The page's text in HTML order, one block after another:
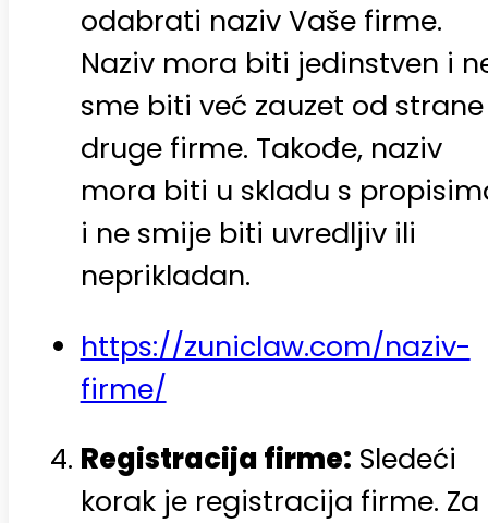
odabrati naziv Vaše firme.
Naziv mora biti jedinstven i
sme biti već zauzet od strane
druge firme. Takođe, naziv
mora biti u skladu s
i ne smije biti uvredljiv ili
neprikladan.
https://zuniclaw.com/naziv-
firme/
Registracija firme: Sledeći
korak je registracija firme. Za